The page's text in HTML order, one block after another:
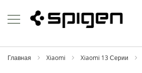
to
Content
h
o
Главная Xiaomi Xiaomi 13 Серии